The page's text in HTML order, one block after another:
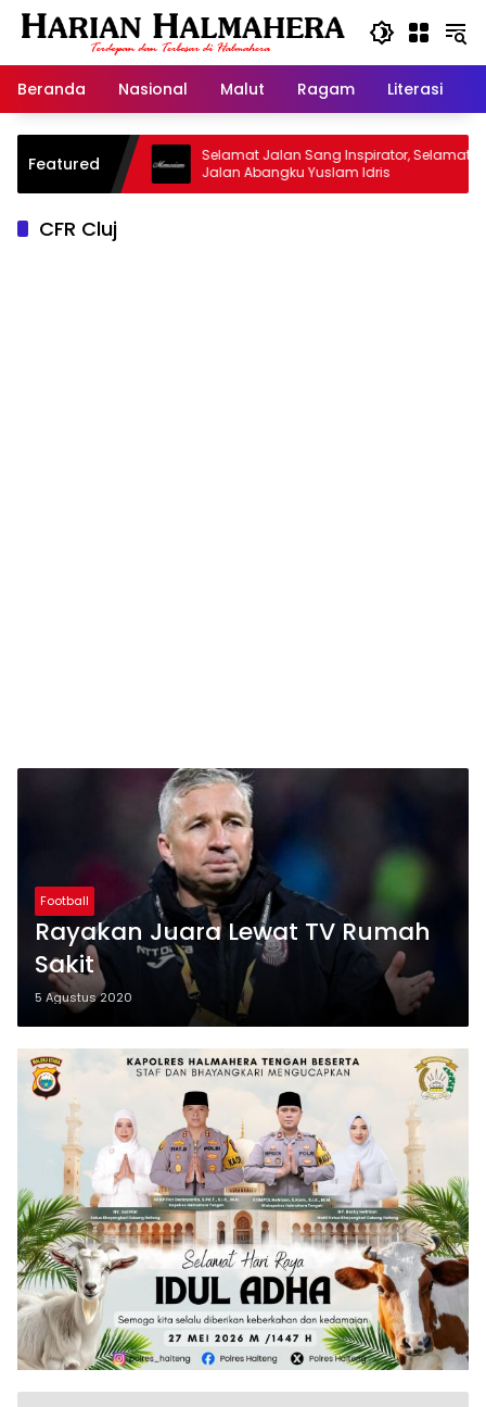
Langsung
Beranda
Nasional Malut Ragam Literasi
Featured
Warisan
Selamat Jalan Sang Inspirator, Selamat
Jalan Abangku Yuslam Idris
CFR Cluj
Football
Rayakan Juara Lewat TV Rumah
Sakit
5 Agustus 2020